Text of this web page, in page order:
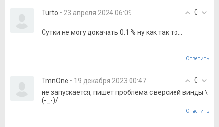
0
Turto • 23 апреля 2024 06:09
Сутки не могу докачать 0.1 % ну как так то...
Ответить
0
TmnOne • 19 декабря 2023 00:47
не запускается, пишет проблема с версией винды \
(-_-)/
Ответить